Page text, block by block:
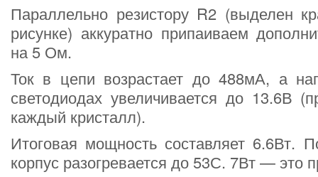
Параллельно резистору R2 (выделен
рисунке) аккуратно припаиваем
на 5 Ом.
Ток в цепи возрастает до 488мА, а
светодиодах увеличивается до 13.6В
каждый кристалл).
Итоговая мощность составляет 6.6Вт.
корпус разогревается до 53С. 7Вт — это